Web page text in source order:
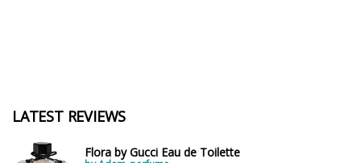
LATEST REVIEWS
Flora by Gucci Eau de Toilette